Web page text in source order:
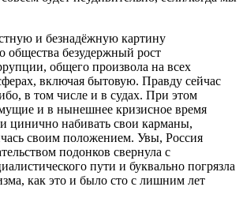
и безнадёжную картину
общества безудержный рост
общего произвола на всех
включая бытовую. Правду сейчас
в том числе и в судах. При этом
и в нынешнее кризисное время
цинично набивать свои карманы,
своим положением. Увы, Россия
подонков свернула с
пути и буквально погрязла
как это и было сто с лишним лет